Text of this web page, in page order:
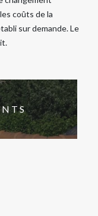
coûts de la
sur demande. Le